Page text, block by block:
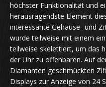
höchster Funktionalität und
herausragendste Element
interessante Gehäuse- und
wurde teilweise mit einem
teilweise skelettiert, um das
der Uhr zu offenbaren. Auf
Diamanten geschmückten
Displays zur Anzeige von 24